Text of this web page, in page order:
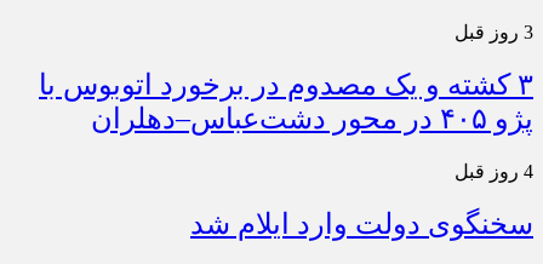
3 روز قبل
۳ کشته و یک مصدوم در برخورد اتوبوس با
پژو ۴۰۵ در محور دشت‌عباس–دهلران
4 روز قبل
سخنگوی دولت وارد ایلام شد